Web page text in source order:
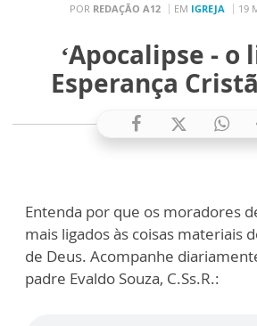
POR REDAÇÃO A12 EM IGREJA 19
‘Apocalipse - o
Esperança
Entenda por que os moradores
mais ligados às coisas materiais
de Deus. Acompanhe
padre Evaldo Souza, C.Ss.R.: